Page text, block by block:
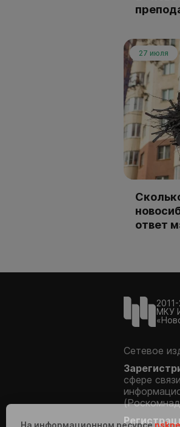
27 июля
ответ
МКУ
Сетевое
сфере
На информационном ресурсе